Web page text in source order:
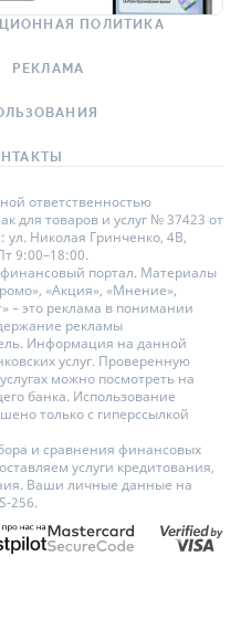
ПОЛИТИКА
РЕКЛАМА
ответственностью
для товаров и услуг № 37423 от
ул. Николая Гринченко, 4В,
9:00–18:00.
портал. Материалы
«Акция», «Мнение»,
– это реклама в понимании
рекламы
Информация на данной
услуг. Проверенную
можно посмотреть на
банка. Использование
только с гиперссылкой
и сравнения финансовых
услуги кредитования,
Ваши личные данные на
256.